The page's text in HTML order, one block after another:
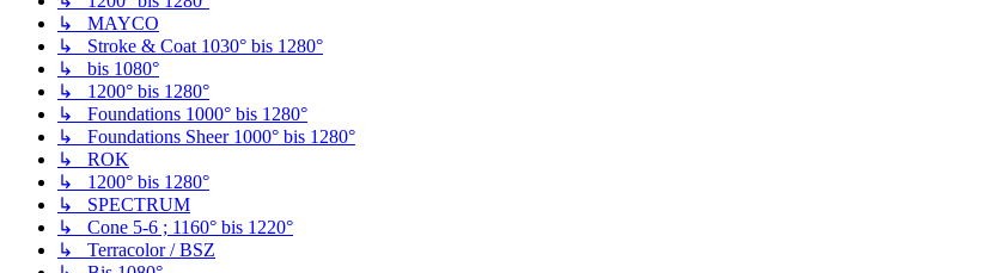
↳ MAYCO
↳ Stroke & Coat 1030° bis 1280°
↳ bis 1080°
↳ 1200° bis 1280°
↳ Foundations 1000° bis 1280°
↳ Foundations Sheer 1000° bis 1280°
↳ ROK
↳ 1200° bis 1280°
↳ SPECTRUM
↳ Cone 5-6 ; 1160° bis 1220°
↳ Terracolor / BSZ